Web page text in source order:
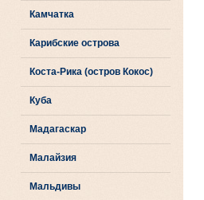
Камчатка
Карибские острова
Коста-Рика (остров Кокос)
Куба
Мадагаскар
Малайзия
Мальдивы